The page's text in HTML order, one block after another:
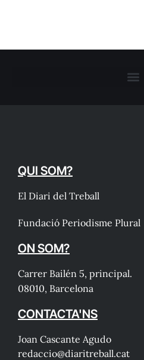
QUI SOM?
El Diari del Treball
Fundació Periodisme Plural
ON SOM?
Carrer Bailén 5, principal.
08010, Barcelona
CONTACTA'NS
Joan Cascante Agudo
redaccio@diaritreball.cat